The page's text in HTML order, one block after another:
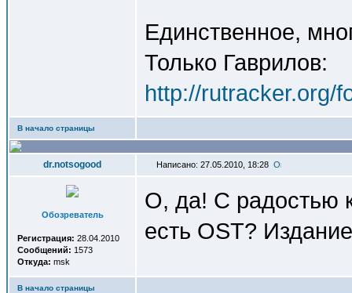
Единственное,
Только Гаврилов:
http://rutracker.org/
В начало страницы
dr.notsogood Написано: 27.05.2010, 18:28
Обозреватель
Регистрация: 28.04.2010
Сообщений: 1573
Откуда: msk
О, да! С радостью
есть OST?
В начало страницы